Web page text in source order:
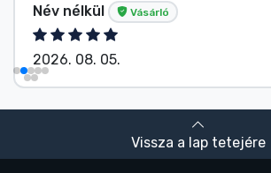
Vissza a lap tetejére